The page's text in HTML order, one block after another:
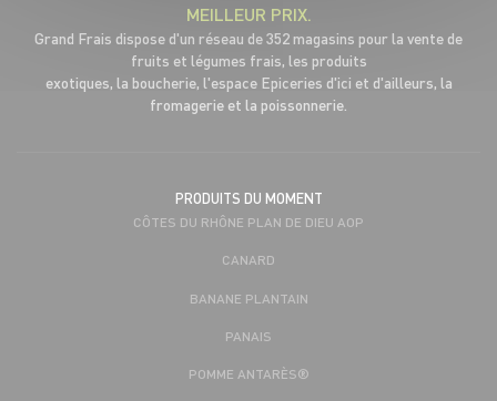
MEILLEUR PRIX.
Grand Frais dispose d'un réseau de 352 magasins pour la vente de
fruits et légumes frais, les produits
exotiques, la boucherie, l'espace Epiceries d'ici et d'ailleurs, la
fromagerie et la poissonnerie.
PRODUITS DU MOMENT
CÔTES DU RHÔNE PLAN DE DIEU AOP
CANARD
BANANE PLANTAIN
PANAIS
POMME ANTARÈS®